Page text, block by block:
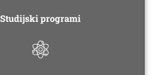
Studijski programi